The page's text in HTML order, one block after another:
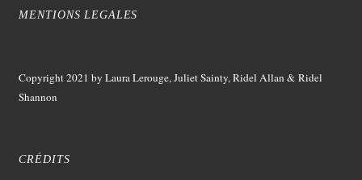
MENTIONS LEGALES
Copyright 2021 by Laura Lerouge, Juliet Sainty, Ridel Allan &Ridel
Shannon
CRÉDITS